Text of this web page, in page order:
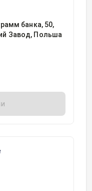
банка, 50,
Завод, Польша